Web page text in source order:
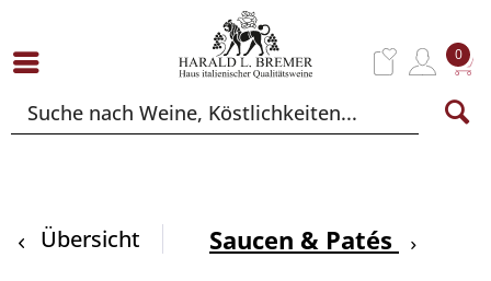
0
Übersicht Saucen & Patés